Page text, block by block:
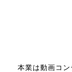
本業は動画コ